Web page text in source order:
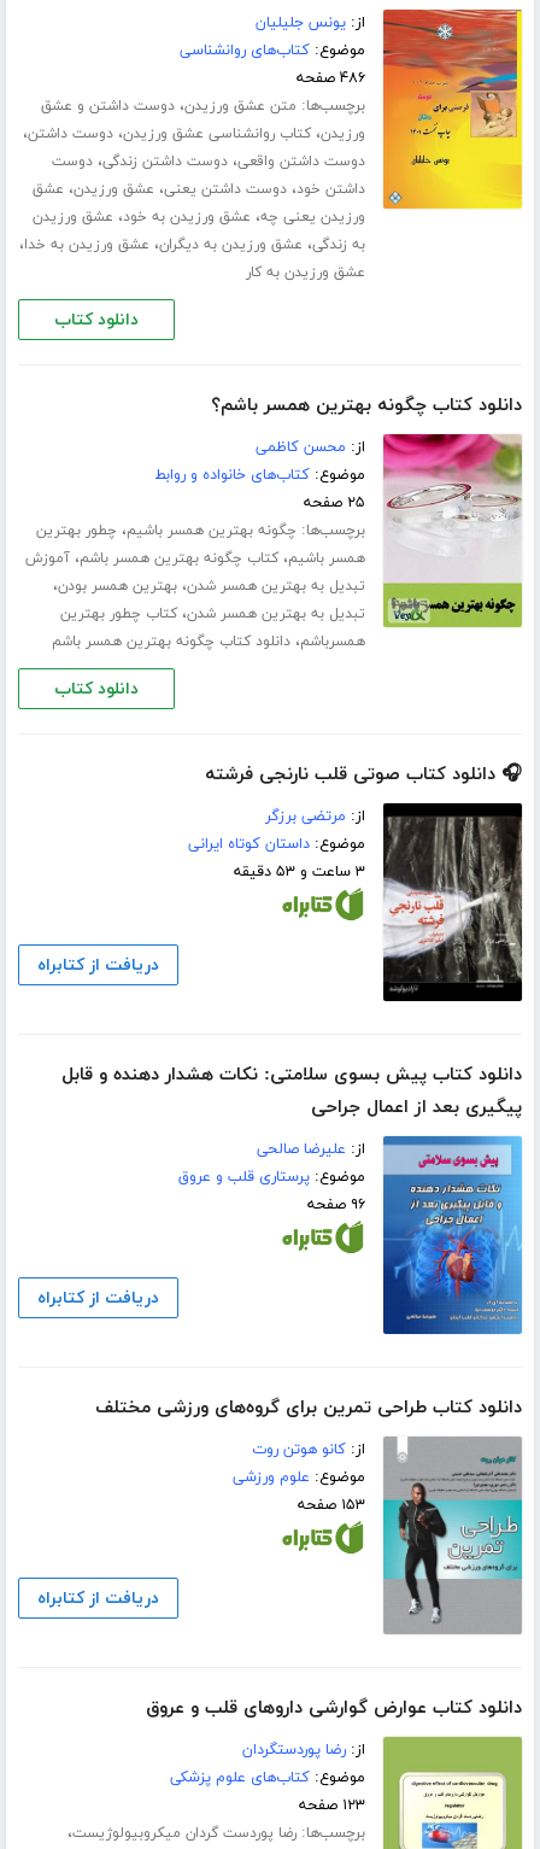
از:یونس جلیلیان
موضوع:کتاب‌های روانشناسی
۴۸۶ صفحه
برچسب‌ها: متن عشق ورزیدن،دوست داشتن و عشق
ورزیدن،کتاب روانشناسی عشق ورزیدن،دوست داشتن،
دوست داشتن واقعی،دوست داشتن زندگی،دوست
داشتن خود،دوست داشتن یعنی، عشق ورزیدن، عشق
ورزیدن یعنی چه، عشق ورزیدن به خود، عشق ورزیدن
به زندگی، عشق ورزیدن به دیگران، عشق ورزیدن به خدا،
عشق ورزیدن به کار
دانلود کتاب
دانلود کتاب چگونه بهترین همسر باشم؟
از: محسن کاظمی
موضوع:کتاب‌های خانواده و روابط
۲۵ صفحه
برچسب‌ها: چگونه بهترین همسر باشیم، چطور بهترین
همسر باشیم،کتاب چگونه بهترین همسر باشم،آموزش
تبدیل به بهترین همسر شدن،بهترین همسر بودن،
تبدیل به بهترین همسر شدن،کتاب چطور بهترین
همسرباشم،دانلود کتاب چگونه بهترین همسر باشم
دانلود کتاب
🎧 دانلود کتاب صوتی قلب نارنجی فرشته
از: مرتضی برزگر
موضوع:داستان کوتاه ایرانی
۳ ساعت و ۵۳ دقیقه
دریافت از کتابراه
دانلود کتاب پیش بسوی سلامتی: نکات هشدار دهنده و قابل
پیگیری بعد از اعمال جراحی
از: علیرضا صالحی
موضوع:پرستاری قلب و عروق
۹۶ صفحه
دریافت از کتابراه
دانلود کتاب طراحی تمرین برای گروه‌های ورزشی مختلف
از:کانو هوتن روت
موضوع: علوم ورزشی
۱۵۳ صفحه
دریافت از کتابراه
دانلود کتاب عوارض گوارشی داروهای قلب و عروق
از:رضا پوردستگردان
موضوع:کتاب‌های علوم پزشکی
۱۲۳ صفحه
برچسب‌ها:رضا پوردست گردان میکروبیولوژیست،